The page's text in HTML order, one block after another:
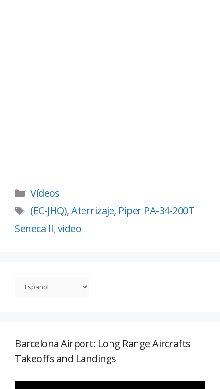
Vídeos
(EC-JHQ),Aterrizaje, Piper PA-34-200T
Seneca II,video
Barcelona Airport: Long Range Aircrafts
Takeoffs and Landings